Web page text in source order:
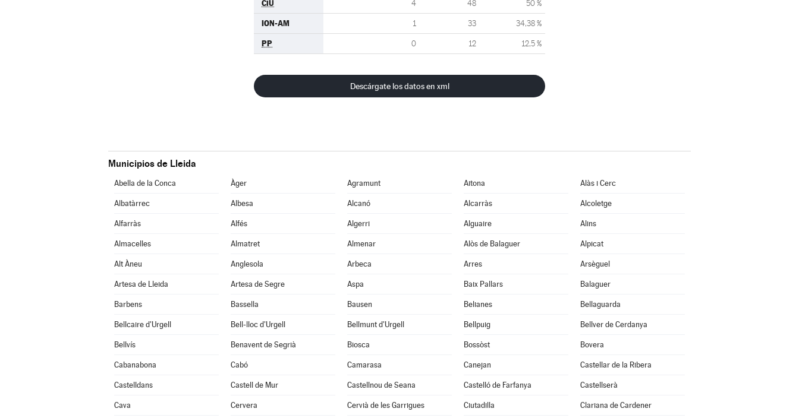
CiU 4 48 50 %
ION-AM 1 33 34,38 %
PP 0 12 12,5 %
Descárgate los datos en xml
Municipios de Lleida
Abella de la Conca Àger Agramunt Aitona Alàs i Cerc
Albatàrrec Albesa Alcanó Alcarràs Alcoletge
Alfarràs Alfés Algerri Alguaire Alins
Almacelles Almatret Almenar Alòs de Balaguer Alpicat
Alt Àneu Anglesola Arbeca Arres Arsèguel
Artesa de Lleida Artesa de Segre Aspa Baix Pallars Balaguer
Barbens Bassella Bausen Belianes Bellaguarda
Bellcaire d'Urgell Bell-lloc d'Urgell Bellmunt d'Urgell Bellpuig Bellver de Cerdanya
Bellvís Benavent de Segrià Biosca Bossòst Bovera
Cabanabona Cabó Camarasa Canejan Castellar de la Ribera
Castelldans Castell de Mur Castellnou de Seana Castelló de Farfanya Castellserà
Cava Cervera Cervià de les Garrigues Ciutadilla Clariana de Cardener